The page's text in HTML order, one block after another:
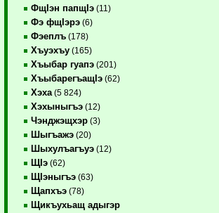
ФщIэн папщIэ (11)
Фэ фщIэрэ (6)
Фэеплъ (178)
Хъуэхъу (165)
Хъыбар гуапэ (201)
ХъыбарегъащIэ (62)
Хэха (5 824)
Хэхыныгъэ (12)
Чэнджэщхэр (3)
Шыгъажэ (20)
Шыхулъагъуэ (12)
ЩIэ (62)
ЩIэныгъэ (63)
Щапхъэ (78)
Щикъухьащ адыгэр